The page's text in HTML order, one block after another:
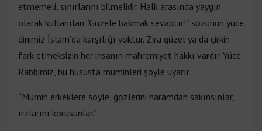
etmemeli, sınırlarını bilmelidir. Halk arasında yaygın
olarak kullanılan “Güzele bakmak sevaptır!” sözünün yüce
dinimiz İslam’da karşılığı yoktur. Zira güzel ya da çirkin
fark etmeksizin her insanın mahremiyet hakkı vardır. Yüce
Rabbimiz, bu hususta müminleri şöyle uyarır:
“Mümin erkeklere söyle, gözlerini haramdan sakınsınlar,
ırzlarını korusunlar.”